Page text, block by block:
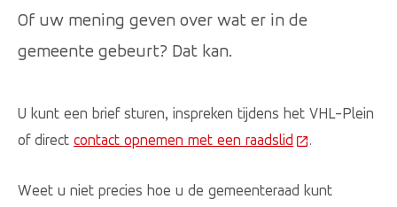
Of uw mening geven over wat er in de
gemeente gebeurt? Dat kan.
U kunt een brief sturen, inspreken tijdens het VHL-Plein
of direct contact opnemen met een raadslid (Deze link
.
Weet u niet precies hoe u de gemeenteraad kunt